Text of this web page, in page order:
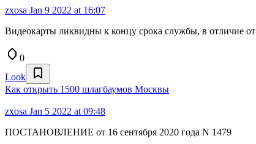
zxosa Jan 9 2022 at 16:07
Видеокарты ликвидны к концу срока службы, в отличие от
0
Look
Как открыть 1500 шлагбаумов Москвы
zxosa Jan 5 2022 at 09:48
ПОСТАНОВЛЕНИЕ от 16 сентября 2020 года N 1479